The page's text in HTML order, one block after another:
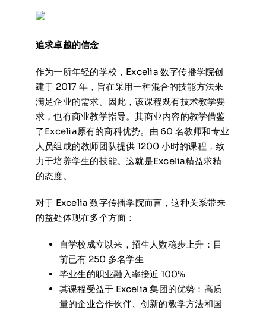
追求卓越的信念
作为一所年轻的学校，Excelia 数字传播学院创
建于 2017 年，旨在采用一种混合的技能方法来
满足企业的需求。因此，该课程既有技术教学要
求，也有商业教学指导。其商业内容的教学借鉴
了Excelia原有的商科优势。由 60 名教师和专业
人员组成的教师团队提供 1200 小时的课程，致
力于培养学生的技能。这就是Excelia精益求精
的态度。
对于 Excelia 数字传播学院而言，这种关系带来
的益处体现在多个方面：
自学校成立以来，招生人数稳步上升：目
前已有 250 多名学生
毕业生的职业融入率接近 100%
其课程受益于 Excelia 集团的优势：高质
量的企业合作伙伴、创新的教学方法和国